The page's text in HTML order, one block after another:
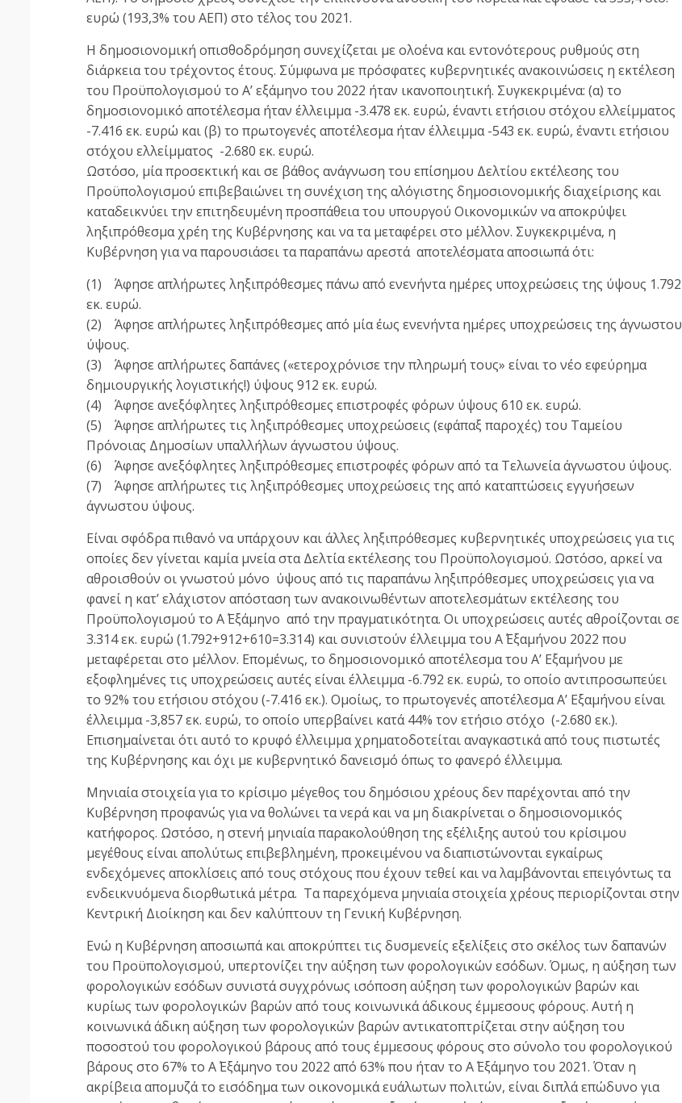
ευρώ (193,3% του ΑΕΠ) στο τέλος του 2021.
Η δημοσιονομική οπισθοδρόμηση συνεχίζεται με ολοένα και εντονότερους ρυθμούς στη
διάρκεια του τρέχοντος έτους. Σύμφωνα με πρόσφατες κυβερνητικές ανακοινώσεις η εκτέλεση
του Προϋπολογισμού το Α’ εξάμηνο του 2022 ήταν ικανοποιητική. Συγκεκριμένα: (α) το
δημοσιονομικό αποτέλεσμα ήταν έλλειμμα -3.478 εκ. ευρώ, έναντι ετήσιου στόχου ελλείμματος
-7.416 εκ. ευρώ και (β) το πρωτογενές αποτέλεσμα ήταν έλλειμμα -543 εκ. ευρώ, έναντι ετήσιου
στόχου ελλείμματος -2.680 εκ. ευρώ.
Ωστόσο, μία προσεκτική και σε βάθος ανάγνωση του επίσημου Δελτίου εκτέλεσης του
Προϋπολογισμού επιβεβαιώνει τη συνέχιση της αλόγιστης δημοσιονομικής διαχείρισης και
καταδεικνύει την επιτηδευμένη προσπάθεια του υπουργού Οικονομικών να αποκρύψει
ληξιπρόθεσμα χρέη της Κυβέρνησης και να τα μεταφέρει στο μέλλον. Συγκεκριμένα, η
Κυβέρνηση για να παρουσιάσει τα παραπάνω αρεστά αποτελέσματα αποσιωπά ότι:
(1) Άφησε απλήρωτες ληξιπρόθεσμες πάνω από ενενήντα ημέρες υποχρεώσεις της ύψους 1.792
εκ. ευρώ.
(2) Άφησε απλήρωτες ληξιπρόθεσμες από μία έως ενενήντα ημέρες υποχρεώσεις της άγνωστου
ύψους.
(3) Άφησε απλήρωτες δαπάνες («ετεροχρόνισε την πληρωμή τους» είναι το νέο εφεύρημα
δημιουργικής λογιστικής!) ύψους 912 εκ. ευρώ.
(4) Άφησε ανεξόφλητες ληξιπρόθεσμες επιστροφές φόρων ύψους 610 εκ. ευρώ.
(5) Άφησε απλήρωτες τις ληξιπρόθεσμες υποχρεώσεις (εφάπαξ παροχές) του Ταμείου
Πρόνοιας Δημοσίων υπαλλήλων άγνωστου ύψους.
(6) Άφησε ανεξόφλητες ληξιπρόθεσμες επιστροφές φόρων από τα Τελωνεία άγνωστου ύψους.
(7) Άφησε απλήρωτες τις ληξιπρόθεσμες υποχρεώσεις της από καταπτώσεις εγγυήσεων
άγνωστου ύψους.
Είναι σφόδρα πιθανό να υπάρχουν και άλλες ληξιπρόθεσμες κυβερνητικές υποχρεώσεις για τις
οποίες δεν γίνεται καμία μνεία στα Δελτία εκτέλεσης του Προϋπολογισμού. Ωστόσο, αρκεί να
αθροισθούν οι γνωστού μόνο ύψους από τις παραπάνω ληξιπρόθεσμες υποχρεώσεις για να
φανεί η κατ’ ελάχιστον απόσταση των ανακοινωθέντων αποτελεσμάτων εκτέλεσης του
Προϋπολογισμού το Α΄ Εξάμηνο από την πραγματικότητα. Οι υποχρεώσεις αυτές αθροίζονται σε
3.314 εκ. ευρώ (1.792+912+610=3.314) και συνιστούν έλλειμμα του Α΄ Εξαμήνου 2022 που
μεταφέρεται στο μέλλον. Επομένως, το δημοσιονομικό αποτέλεσμα του Α’ Εξαμήνου με
εξοφλημένες τις υποχρεώσεις αυτές είναι έλλειμμα -6.792 εκ. ευρώ, το οποίο αντιπροσωπεύει
το 92% του ετήσιου στόχου (-7.416 εκ.). Ομοίως, το πρωτογενές αποτέλεσμα Α’ Εξαμήνου είναι
έλλειμμα -3,857 εκ. ευρώ, το οποίο υπερβαίνει κατά 44% τον ετήσιο στόχο (-2.680 εκ.).
Επισημαίνεται ότι αυτό το κρυφό έλλειμμα χρηματοδοτείται αναγκαστικά από τους πιστωτές
της Κυβέρνησης και όχι με κυβερνητικό δανεισμό όπως το φανερό έλλειμμα.
Μηνιαία στοιχεία για το κρίσιμο μέγεθος του δημόσιου χρέους δεν παρέχονται από την
Κυβέρνηση προφανώς για να θολώνει τα νερά και να μη διακρίνεται ο δημοσιονομικός
κατήφορος. Ωστόσο, η στενή μηνιαία παρακολούθηση της εξέλιξης αυτού του κρίσιμου
μεγέθους είναι απολύτως επιβεβλημένη, προκειμένου να διαπιστώνονται εγκαίρως
ενδεχόμενες αποκλίσεις από τους στόχους που έχουν τεθεί και να λαμβάνονται επειγόντως τα
ενδεικνυόμενα διορθωτικά μέτρα. Τα παρεχόμενα μηνιαία στοιχεία χρέους περιορίζονται στην
Κεντρική Διοίκηση και δεν καλύπτουν τη Γενική Κυβέρνηση.
Ενώ η Κυβέρνηση αποσιωπά και αποκρύπτει τις δυσμενείς εξελίξεις στο σκέλος των δαπανών
του Προϋπολογισμού, υπερτονίζει την αύξηση των φορολογικών εσόδων. Όμως, η αύξηση των
φορολογικών εσόδων συνιστά συγχρόνως ισόποση αύξηση των φορολογικών βαρών και
κυρίως των φορολογικών βαρών από τους κοινωνικά άδικους έμμεσους φόρους. Αυτή η
κοινωνικά άδικη αύξηση των φορολογικών βαρών αντικατοπτρίζεται στην αύξηση του
ποσοστού του φορολογικού βάρους από τους έμμεσους φόρους στο σύνολο του φορολογικού
βάρους στο 67% το Α΄ Εξάμηνο του 2022 από 63% που ήταν το Α΄ Εξάμηνο του 2021. Όταν η
ακρίβεια απομυζά το εισόδημα των οικονομικά ευάλωτων πολιτών, είναι διπλά επώδυνο για